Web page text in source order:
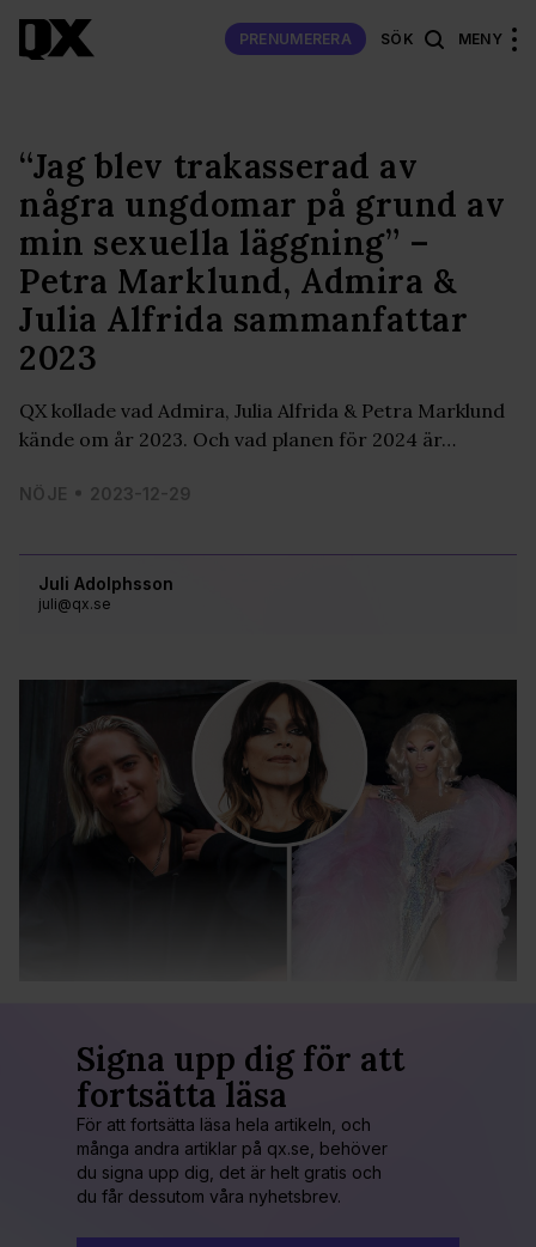
PRENUMERERA SÖK MENY
Juli Adolphsson
juli@qx.se
“Jag blev trakasserad av
några ungdomar på grund av
min sexuella läggning” –
Petra Marklund, Admira &
Julia Alfrida sammanfattar
2023
QX kollade vad Admira, Julia Alfrida & Petra Marklund
kände om år 2023. Och vad planen för 2024 är…
NÖJE 2023-12-29
Signa upp dig för att
fortsätta läsa
För att fortsätta läsa hela artikeln, och
många andra artiklar på qx.se, behöver
du signa upp dig, det är helt gratis och
du får dessutom våra nyhetsbrev.